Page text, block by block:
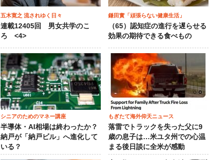
五木寛之 流されゆく日々
連載12405回 男女共学のこ
ろ <4>
鎌田實「頑張らない健康生活」
（65）認知症の進行を遅らせる
効果の期待できる食べもの
シニアのためのマネー講座
半導体・AI相場は終わったか？
納戸が「納戸ビル」へ進化して
いる？
もぎたて海外仰天ニュース
落雷でトラックを失った父に9
歳の息子は…米ユタ州での心温
まる後日談に全米が感動